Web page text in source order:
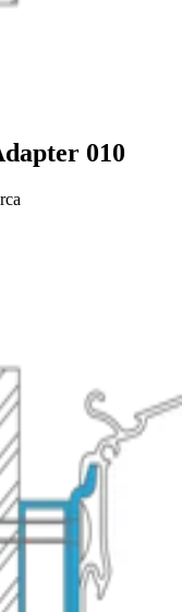
010